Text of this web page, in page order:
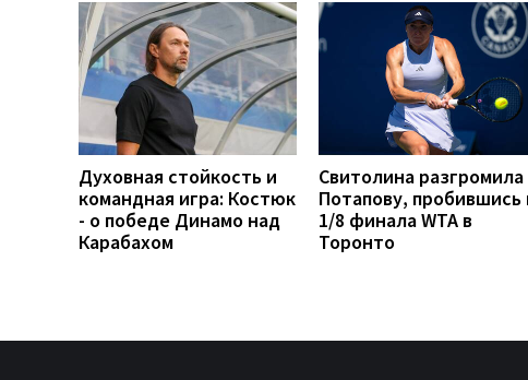
Духовная стойкость и
командная игра: Костюк
- о победе Динамо над
Карабахом
Свитолина разгромила
Потапову, пробившись
1/8 финала WTA в
Торонто